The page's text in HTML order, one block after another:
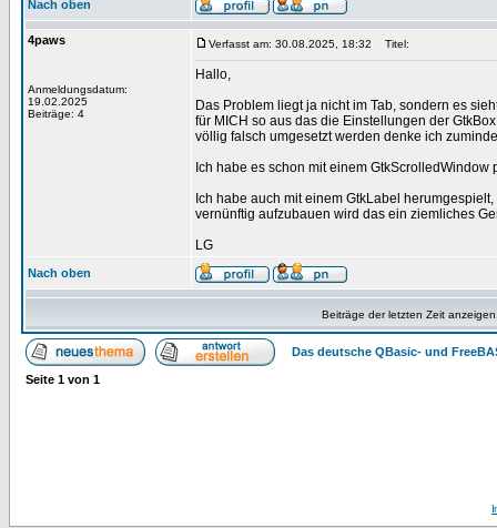
Nach oben
4paws
Anmeldungsdatum:
19.02.2025
Beiträge: 4
Verfasst am: 30.08.2025, 18:32 Titel:
Hallo,
Das Problem liegt ja nicht im Tab, sondern es
für MICH so aus das die Einstellungen der
völlig falsch umgesetzt werden denke ich
Ich habe es schon mit einem GtkScrolledWindow
Ich habe auch mit einem GtkLabel
vernünftig aufzubauen wird das ein ziemliches
LG
Nach oben
Beiträge der letzten Zeit
Das deutsche QBasic- und
Seite 1 von 1